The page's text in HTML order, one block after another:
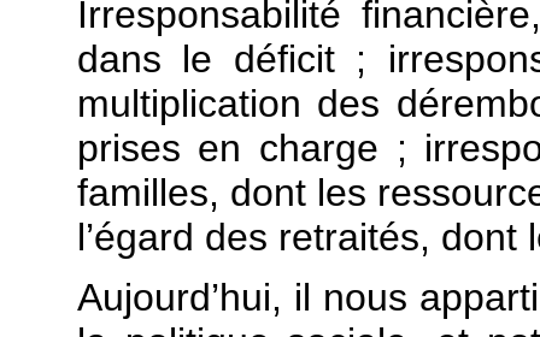
Irresponsabilité
dans le déficit ;
multiplication des
prises en charge ;
familles, dont les
l’égard des retraités,
Aujourd’hui, il nous